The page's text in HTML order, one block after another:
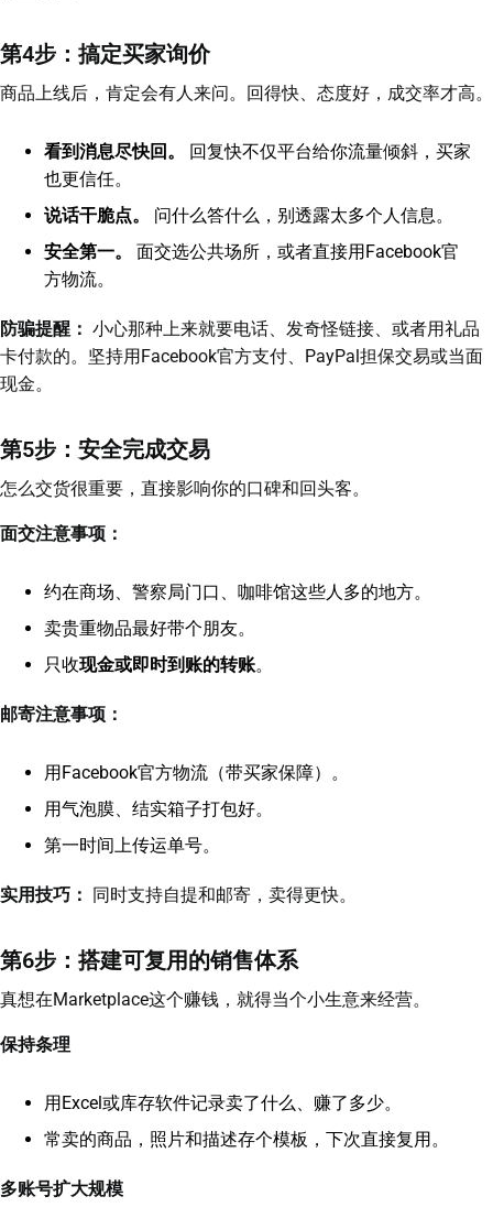
第4步：搞定买家询价
商品上线后，肯定会有人来问。回得快、态度好，成交率才高。
看到消息尽快回。
回复快不仅平台给你流量倾斜，买家
也更信任。
说话干脆点。
问什么答什么，别透露太多个人信息。
安全第一。
面交选公共场所，或者直接用Facebook官
方物流。
防骗提醒： 小心那种上来就要电话、发奇怪链接、或者用礼品
卡付款的。坚持用Facebook官方支付、PayPal担保交易或当面
现金。
第5步：安全完成交易
怎么交货很重要，直接影响你的口碑和回头客。
面交注意事项：
约在商场、警察局门口、咖啡馆这些人多的地方。
卖贵重物品最好带个朋友。
只收现金或即时到账的转账。
邮寄注意事项：
用Facebook官方物流（带买家保障）。
用气泡膜、结实箱子打包好。
第一时间上传运单号。
实用技巧： 同时支持自提和邮寄，卖得更快。
第6步：搭建可复用的销售体系
真想在Marketplace这个赚钱，就得当个小生意来经营。
保持条理
用Excel或库存软件记录卖了什么、赚了多少。
常卖的商品，照片和描述存个模板，下次直接复用。
多账号扩大规模